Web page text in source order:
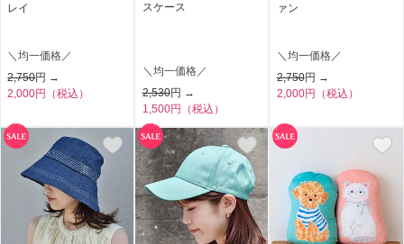
レイ
＼均一価格／
2,750円 →
2,000円（税込）
スケース
＼均一価格／
2,530円 →
1,500円（税込）
ァン
＼均一価格／
2,750円 →
2,000円（税込）